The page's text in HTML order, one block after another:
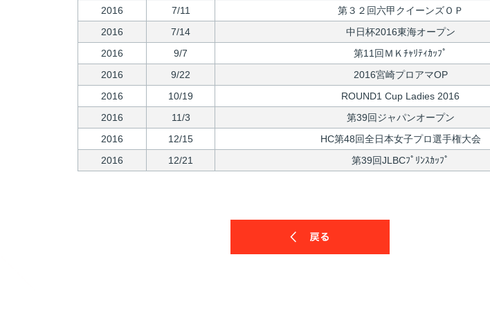
2016
7/11 第３２回六甲クイーンズＯＰ
2016
7/14 中日杯2016東海オープン
2016
9/7 第11回ＭＫﾁｬﾘﾃｨｶｯﾌﾟ
2016
9/22 2016宮崎プロアマOP
2016
10/19 ROUND1 Cup Ladies 2016
2016
11/3 第39回ジャパンオープン
2016
12/15 HC第48回全日本女子プロ選手権大会
2016
12/21 第39回JLBCﾌﾟﾘﾝｽｶｯﾌﾟ